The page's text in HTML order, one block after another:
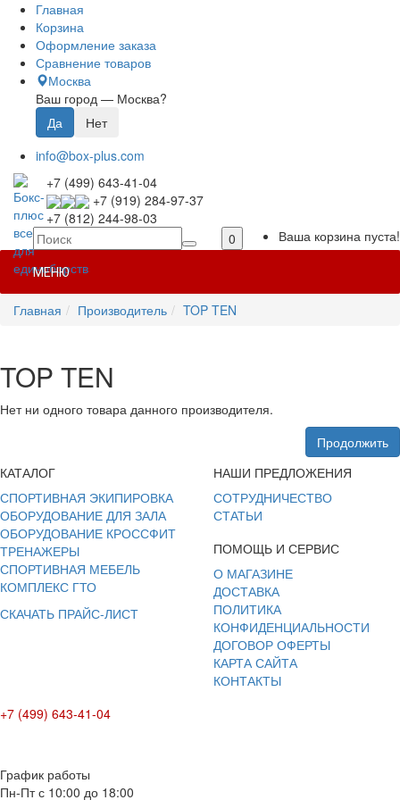
Главная
Корзина
Оформление заказа
Сравнение товаров
Москва
Ваш город — Москва?
info@box-plus.com
+7 (499) 643-41-04
+7 (919) 284-97-37
+7 (812) 244-98-03
0
Ваша корзина пуста!
МЕНЮ
Главная Производитель TOP TEN
TOP TEN
Нет ни одного товара данного производителя.
Продолжить
КАТАЛОГ
СПОРТИВНАЯ ЭКИПИРОВКА
ОБОРУДОВАНИЕ ДЛЯ ЗАЛА
ОБОРУДОВАНИЕ КРОССФИТ
ТРЕНАЖЕРЫ
СПОРТИВНАЯ МЕБЕЛЬ
КОМПЛЕКС ГТО
СКАЧАТЬ ПРАЙС-ЛИСТ
НАШИ ПРЕДЛОЖЕНИЯ
СОТРУДНИЧЕСТВО
СТАТЬИ
ПОМОЩЬ И СЕРВИС
О МАГАЗИНЕ
ДОСТАВКА
ПОЛИТИКА
КОНФИДЕНЦИАЛЬНОСТИ
ДОГОВОР ОФЕРТЫ
КАРТА САЙТА
КОНТАКТЫ
+7 (499) 643-41-04
График работы
Пн-Пт с 10:00 до 18:00